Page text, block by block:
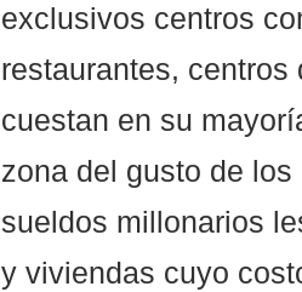
exclusivos centros
restaurantes,
cuestan en su
zona del gusto de
sueldos millonarios
y viviendas cuyo